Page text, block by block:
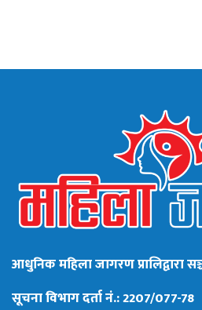
आधुनिक महिला जागरण प्रालिद्वारा
सूचना विभाग दर्ता नं.: 2207/077-78